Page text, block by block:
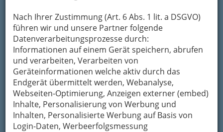
Nach Ihrer Zustimmung (Art. 6 Abs. 1 lit. a DSGVO)
führen wir und unsere Partner folgende
Datenverarbeitungsprozesse durch:
Informationen auf einem Gerät speichern, abrufen
und verarbeiten, Verarbeiten von
Geräteinformationen welche aktiv durch das
Endgerät übermittelt werden, Webanalyse,
Webseiten-Optimierung, Anzeigen externer (embed)
Inhalte, Personalisierung von Werbung und
Inhalten, Personalisierte Werbung auf Basis von
Login-Daten, Werbeerfolgsmessung
Website in Suchmaschinen, professionelle
Suchmaschinenoptimierung und kalkulierbare
Werbung in Österreich, Deutschland, Schweiz,
Slowenien, Kroatien.E-Mailmarketing total
legal, ohne Spam und doch erfolgreich.
helfen Ihnen gerne!
Kategorien
2
Apris Kanu Camp Venek